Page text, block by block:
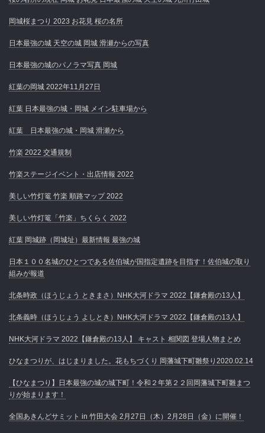
岡城桜まつり 2023 お花見 桜の名所
日本最強の城 天空の城 岡城 滑瀬からの写真
日本最強の城のパノラマ写真 岡城
紅葉の岡城 2022年11月27日
紅葉 日本最強の城・岡城 メイン駐車場から
紅葉 日本最強の城・岡城 滑瀬から
竹楽 2022 交通規制
竹楽ステージイベント・出店情報 2022
美しい竹灯篭 竹楽 順路マップ 2022
美しい竹灯篭「竹楽」ちくらく 2022
紅葉 岡城跡（岡城址）最新情報 最強の城
日本１００名城のひとつである佐伯城が国指定遺跡を目指す！佐伯城の取り
組みが報道
北条時政（ほうじょう ときまさ）NHK大河ドラマ 2022【鎌倉殿の13人】
北条義時（ほうじょう よしとき）NHK大河ドラマ 2022【鎌倉殿の13人】
NHK大河ドラマ 2022【鎌倉殿の13人】 キャスト 相関図 登場人物まとめ
ひなまつりが、はじまりました。花もちづくり 岡藩城下町雛祭り2020.02.14
【ひなまつり】日本最強の城の城下町！令和２年第２２回岡藩城下町雛まつ
りが始まります！
全国あきんどサミット in 竹田大会 2月27日（木）2月28日（金）に開催！